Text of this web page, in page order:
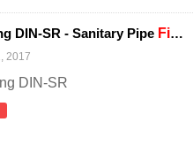
DIN-SR - Sanitary Pipe Fittings
2017
DIN-SR